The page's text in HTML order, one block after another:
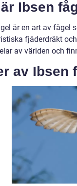
Ibsen
är en art av fågel
fjäderdräkt
av världen och
av Ibsen